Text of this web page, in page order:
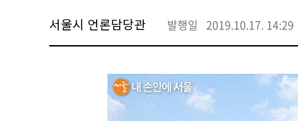
서울시 언론담당관 발행일 2019.10.17. 14:29